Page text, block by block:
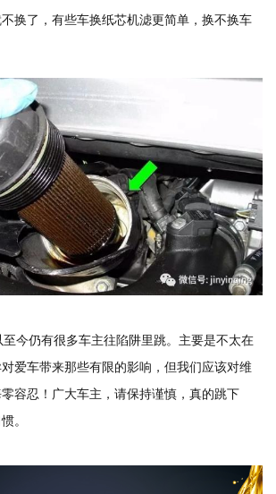
换了，有些车换纸芯机滤更简单，换不换车
今仍有很多车主往陷阱里跳。主要是不太在
爱车带来那些有限的影响，但我们应该对维
容忍！广大车主，请保持谨慎，真的跳下
。